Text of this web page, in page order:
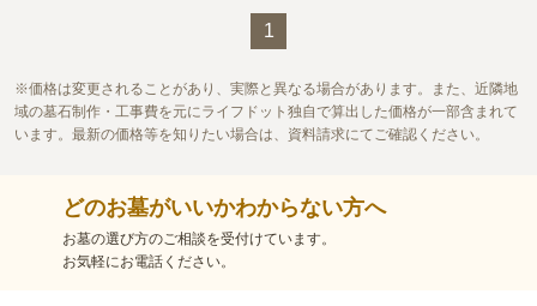
この霊園はまだ誰からも評価されていません。
1
価格は変更されることがあり、実際と異なる場合があります。また、近隣地
域の墓石制作・工事費を元にライフドット独自で算出した価格が一部含まれて
います。最新の価格等を知りたい場合は、資料請求にてご確認ください。
どのお墓がいいかわからない方へ
お墓の選び方のご相談を受付けています。
お気軽にお電話ください。